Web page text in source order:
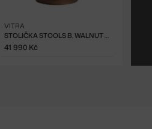
STOLIČKA STOOLS B, WALNUT DARK
VITRA
41 990 Kč